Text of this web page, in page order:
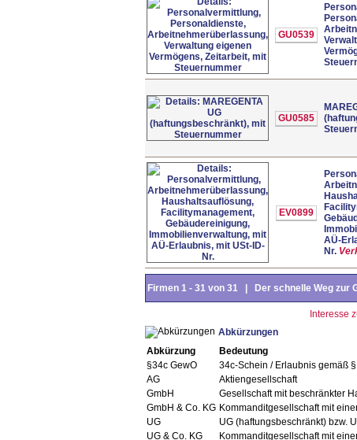
GU0539
GU0585
EV0899
AÜ-
Nr.
Firmen 1 - 31 von 31 | Der schnelle Weg zur
Interesse
Abkürzungen
Abkürzung
Bedeutung
§34c GewO
34c-Schein / Erlaubnis gemäß
AG
Aktiengesellschaft
GmbH
Gesellschaft mit beschränkter
GmbH & Co. KG Kommanditgesellschaft mit
UG
UG (haftungsbeschränkt) bzw.
UG & Co. KG
Kommanditgesellschaft mit